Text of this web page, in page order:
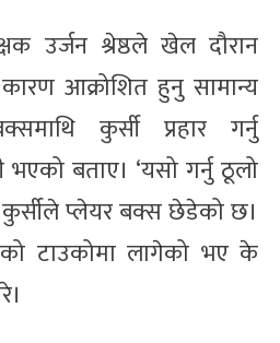
उर्जन श्रेष्ठले खेल दौरान
आक्रोशित हुनु सामान्य
कुर्सी प्रहार गर्नु
बताए। ‘यसो गर्नु ठूलो
कुर्सीले प्लेयर बक्स छेडेको छ।
टाउकोमा लागेको भए के